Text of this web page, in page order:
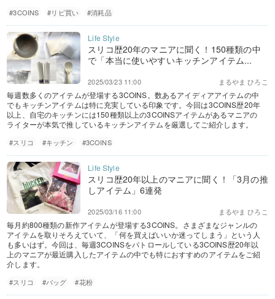
#3COINS #リピ買い #消耗品
スリコ歴20年のマニアに聞く！150種類の中
で「本当に使いやすいキッチンアイテム...
まるやま ひろこ
2025/03/23 11:00
毎週数多くのアイテムが登場する3COINS。数あるアイディアアイテムの中
でもキッチンアイテムは特に充実している印象です。今回は3COINS歴20年
以上、自宅のキッチンには150種類以上の3COINSアイテムがあるマニアの
ライターが本気で推しているキッチンアイテムを厳選してご紹介します。
#スリコ #キッチン #3COINS
スリコ歴20年以上のマニアに聞く！「3月の推
しアイテム」6連発
まるやま ひろこ
2025/03/16 11:00
毎月約800種類の新作アイテムが登場する3COINS。さまざまなジャンルの
アイテムを取りそろえていて、「何を買えばいいか迷ってしまう」という人
も多いはず。今回は、毎週3COINSをパトロールしている3COINS歴20年以
上のマニアが最近購入したアイテムの中でも特におすすめのアイテムをご紹
介します。
#スリコ #バッグ #花粉